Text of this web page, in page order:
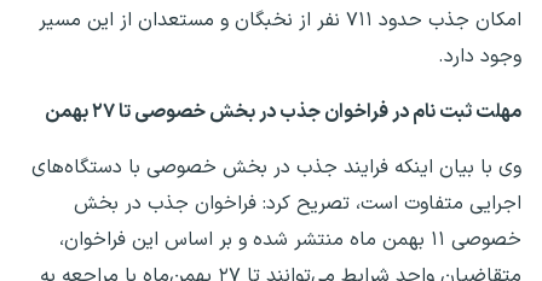
امکان جذب حدود ۷۱۱ نفر از نخبگان و مستعدان از این مسیر
وجود دارد.
مهلت ثبت نام در فراخوان جذب در بخش خصوصی تا ۲۷ بهمن
وی با بیان اینکه فرایند جذب در بخش خصوصی با دستگاه‌های
اجرایی متفاوت است، تصریح کرد: فراخوان جذب در بخش
خصوصی ۱۱ بهمن ماه منتشر شده و بر اساس این فراخوان،